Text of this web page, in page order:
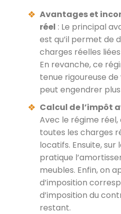
Avantages et
réel : Le principal
est qu’il permet de
charges réelles
En revanche, ce
tenue rigoureuse
peut engendrer
Calcul de l’impôt
Avec le régime réel,
toutes les charges
locatifs. Ensuite,
pratique
meubles. Enfin, on
d’imposition
d’imposition du
restant.